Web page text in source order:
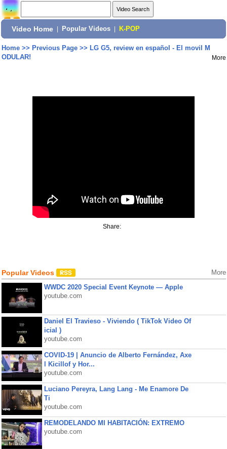
Video Home Popular Videos K-POP
Home>> Previous Page>> LG G5, review en español - El movil M
ODULAR!
More
Share:
Popular Videos More
WWDC 2020 Special Event Keynote — Apple
youtube.com
Daniel El Travieso - Viviendo ( TikTok Video Of
icial )
youtube.com
COVID-19 | Anuncio de Alberto Fernández, Axe
l Kicillof y Hor...
youtube.com
Luciano Pereyra, Lang Lang - Me Enamore De
Ti
youtube.com
REMODELANDO MI HABITACIÓN: EXTREMO
youtube.com